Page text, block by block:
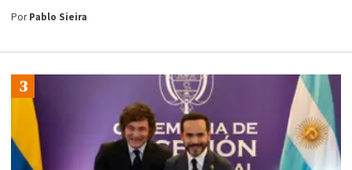
PorPablo Sieira